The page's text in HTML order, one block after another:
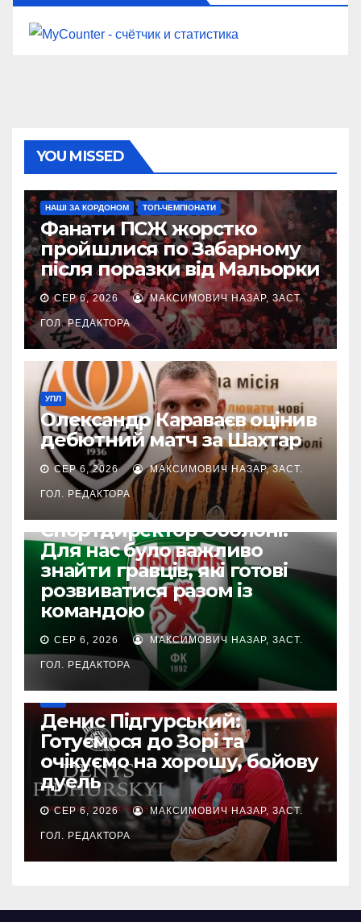
YOU MISSED
НАШІ ЗА КОРДОНОМ ТОП-ЧЕМПІОНАТИ
Фанати ПСЖ жорстко
пройшлися по Забарному
після поразки від Мальорки
СЕР 6, 2026 МАКСИМОВИЧ НАЗАР, ЗАСТ.
ГОЛ. РЕДАКТОРА
УПЛ
Олександр Караваєв оцінив
дебютний матч за Шахтар
СЕР 6, 2026 МАКСИМОВИЧ НАЗАР, ЗАСТ.
ГОЛ. РЕДАКТОРА
Спортдиректор Оболоні:
Для нас було важливо
знайти гравців, які готові
розвиватися разом із
командою
СЕР 6, 2026 МАКСИМОВИЧ НАЗАР, ЗАСТ.
ГОЛ. РЕДАКТОРА
Денис Підгурський:
Готуємося до Зорі та
очікуємо на хорошу, бойову
дуель
СЕР 6, 2026 МАКСИМОВИЧ НАЗАР, ЗАСТ.
ГОЛ. РЕДАКТОРА